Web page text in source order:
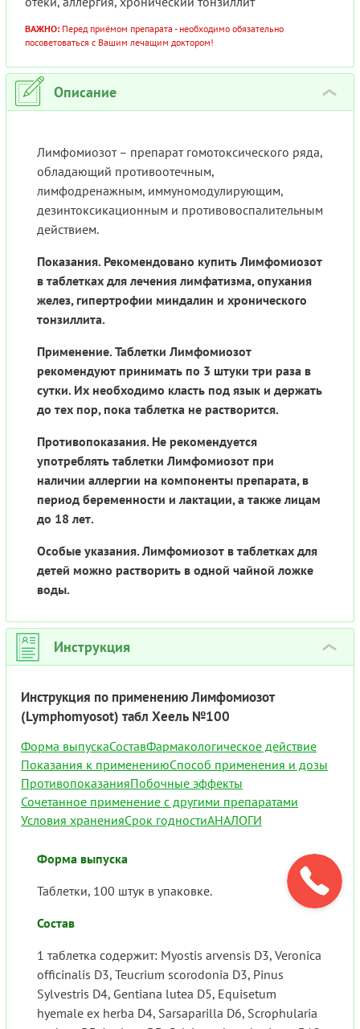
ВАЖНО: Перед приёмом препарата - необходимо обязательно
посоветоваться с Вашим лечащим доктором!
Описание ›
Лимфомиозот – препарат гомотоксического ряда,
обладающий противоотечным,
лимфодренажным, иммуномодулирующим,
дезинтоксикационным и противовоспалительным
действием.
Показания. Рекомендовано купить Лимфомиозот
в таблетках для лечения лимфатизма, опухания
желез, гипертрофии миндалин и хронического
тонзиллита.
Применение. Таблетки Лимфомиозот
рекомендуют принимать по 3 штуки три раза в
сутки. Их необходимо класть под язык и держать
до тех пор, пока таблетка не растворится.
Противопоказания. Не рекомендуется
употреблять таблетки Лимфомиозот при
наличии аллергии на компоненты препарата, в
период беременности и лактации, а также лицам
до 18 лет.
Особые указания. Лимфомиозот в таблетках для
детей можно растворить в одной чайной ложке
воды.
Инструкция ›
Инструкция по применению Лимфомиозот
(Lymphomyosot) табл Хеель №100
Форма выпускаСоставФармакологическое действие
Показания к применениюСпособ применения и дозы
ПротивопоказанияПобочные эффекты
Сочетанное применение с другими препаратами
Условия храненияСрок годностиАНАЛОГИ
Форма выпуска
Таблетки, 100 штук в упаковке.
Состав
1 таблетка содержит: Myostis arvensis D3, Veronica
officinalis D3, Teucrium scorodonia D3, Pinus
Sylvestris D4, Gentiana lutea D5, Equisetum
hyemale ex herba D4, Sarsaparilla D6, Scrophularia